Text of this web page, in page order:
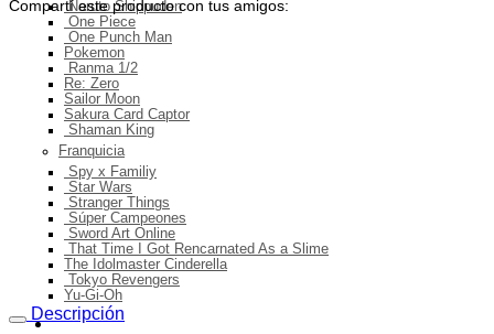
Naruto Shippuden
One Piece
One Punch Man
Pokemon
Ranma 1/2
Re: Zero
Sailor Moon
Sakura Card Captor
Shaman King
Franquicia
Spy x Familiy
Star Wars
Stranger Things
Súper Campeones
Sword Art Online
That Time I Got Rencarnated As a Slime
The Idolmaster Cinderella
Tokyo Revengers
Yu-Gi-Oh
Ingresos del mes
Compartí este producto con tus amigos:
Descripción